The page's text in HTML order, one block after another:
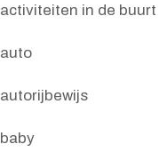
activiteiten in de buurt
auto
autorijbewijs
baby